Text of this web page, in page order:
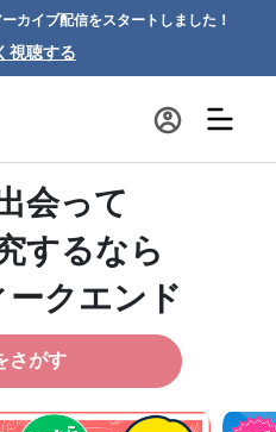
カイブ配信をスタートしました！
視聴する
会って
するなら
クエンド
さがす